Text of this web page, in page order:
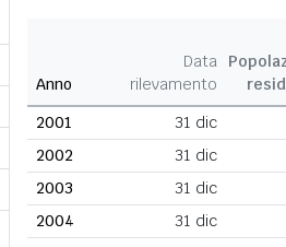
Anno
Data
rilevamento
2001
31 dic
2002
31 dic
2003
31 dic
2004
31 dic